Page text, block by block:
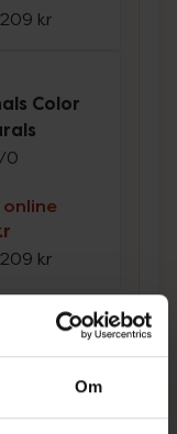
Om
209 kr
Color
0
209 kr
kr